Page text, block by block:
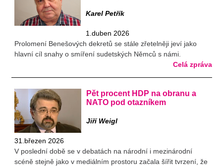
Karel Petřík
1.duben 2026
Prolomení Benešových dekretů se stále zřetelněji jeví jako
hlavní cíl snahy o smíření sudetských Němců s námi.
Celá zpráva
Pět procent HDP na obranu a
NATO pod otazníkem
Jiří Weigl
31.březen 2026
V poslední době se v debatách na národní i mezinárodní
scéně stejně jako v mediálním prostoru začala šířit tvrzení, že